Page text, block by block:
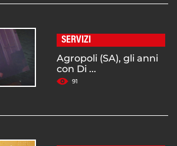
SERVIZI
Agropoli (SA), gli anni
con Di ...
91